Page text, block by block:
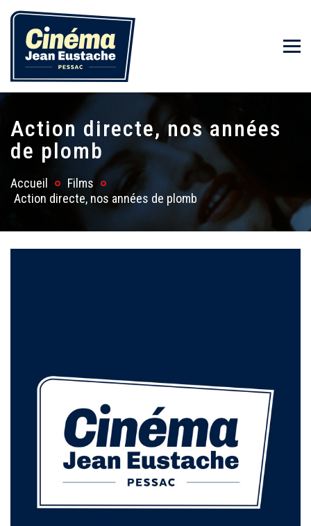
Action directe, nos années
de plomb
Accueil
Films
Action directe, nos années de plomb